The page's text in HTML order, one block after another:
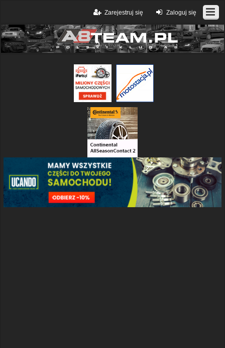
Zaloguj się
Zarejestruj się